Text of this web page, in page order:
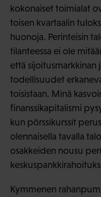
kokonaiset toimialat
toisen kvartaalin
huonoja. Perinteisin
tilanteessa ei ole
että sijoitusmarkkinan
todellisuudet
toisistaan. Minä
finanssikapitalismi
kun pörssikurssit
olennaisella tavalla
osakkeiden nousu
Kymmenen